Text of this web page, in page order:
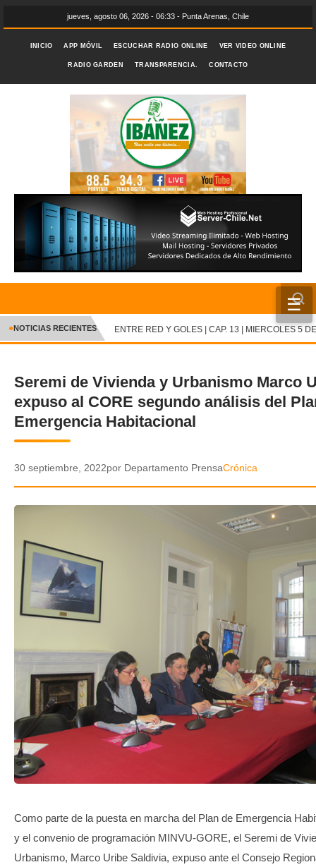
jueves, agosto 06, 2026 - 06:33 - Punta Arenas, Chile
INICIO APP MÓVIL ESCUCHAR RADIO ONLINE VER VIDEO ONLINE
RADIO GARDEN TRANSPARENCIA. CONTACTO
☰
INICIO
CRÓNICA
DEPORTES
ENTRETENIMIENTO Y CULTURA
GALERIA DE FOTOS
APP MÓVIL
✕
●NOTICIAS RECIENTES ENTRE RED Y GOLES | CAP. 13 | MIERCOLES 5 DE
Seremi de Vivienda y Urbanismo Marco
expuso al CORE segundo análisis del
Emergencia Habitacional
30 septiembre, 2022por Departamento PrensaCrónica
Como parte de la puesta en marcha del Plan de Emergencia
y el convenio de programación MINVU-GORE, el Seremi de
Urbanismo, Marco Uribe Saldivia, expuso ante el Consejo